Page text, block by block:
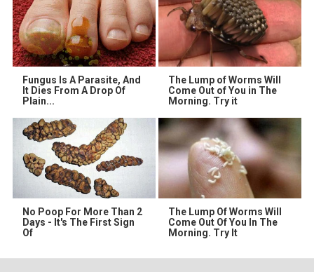
Fungus Is A Parasite, And
It Dies From A Drop Of
Plain...
The Lump of Worms Will
Come Out of You in The
Morning. Try it
No Poop For More Than 2
Days - It's The First Sign
Of
The Lump Of Worms Will
Come Out Of You In The
Morning. Try It